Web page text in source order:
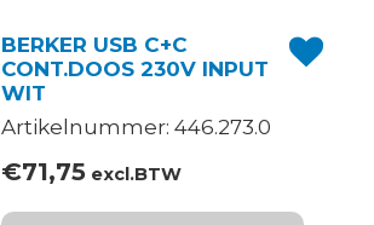
BERKER USB C+C
CONT.DOOS 230V INPUT
WIT
Artikelnummer: 446.273.0
€71,75excl.BTW